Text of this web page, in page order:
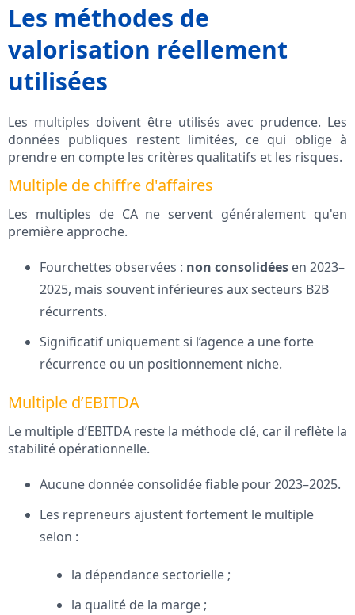
Les méthodes de
valorisation réellement
utilisées
Les multiples doivent être utilisés avec prudence. Les
données publiques restent limitées, ce qui oblige à
prendre en compte les critères qualitatifs et les risques.
Multiple de chiffre d'affaires
Les multiples de CA ne servent généralement qu'en
première approche.
Fourchettes observées : non consolidées en 2023–
2025, mais souvent inférieures aux secteurs B2B
récurrents.
Significatif uniquement si l’agence a une forte
récurrence ou un positionnement niche.
Multiple d’EBITDA
Le multiple d’EBITDA reste la méthode clé, car il reflète la
stabilité opérationnelle.
Aucune donnée consolidée fiable pour 2023–2025.
Les repreneurs ajustent fortement le multiple
selon :
la dépendance sectorielle ;
la qualité de la marge ;